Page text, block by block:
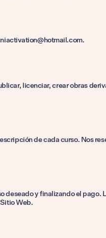
licenciar, crear obras
de cada curso. Nos
y finalizando el pago.
Web.